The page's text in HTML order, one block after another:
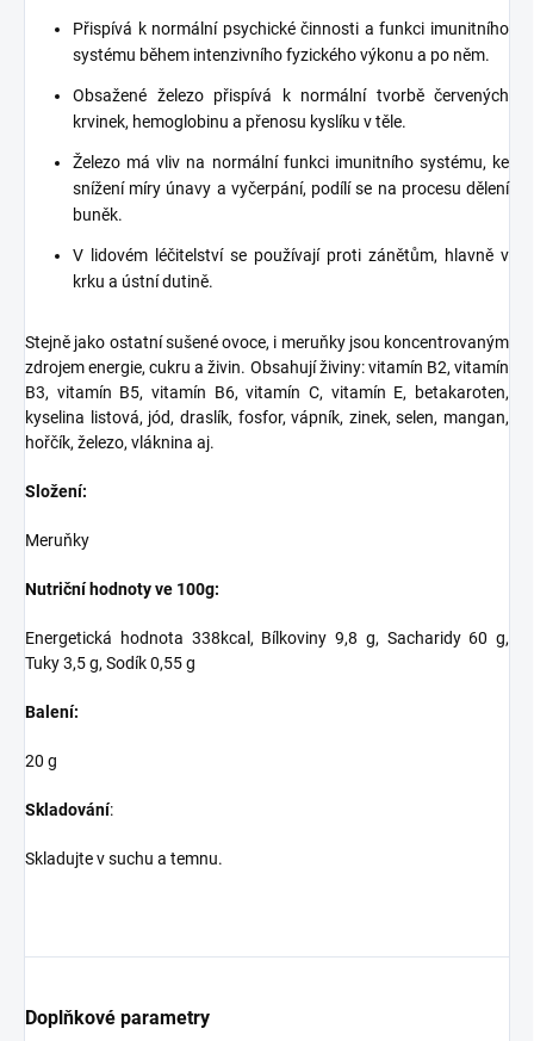
Přispívá k normální psychické činnosti a funkci imunitního
systému během intenzivního fyzického výkonu a po něm.
Obsažené železo přispívá k normální tvorbě červených
krvinek, hemoglobinu a přenosu kyslíku v těle.
Železo má vliv na normální funkci imunitního systému, ke
snížení míry únavy a vyčerpání, podílí se na procesu dělení
buněk.
V lidovém léčitelství se používají proti zánětům, hlavně v
krku a ústní dutině.
Stejně jako ostatní sušené ovoce, i meruňky jsou koncentrovaným
zdrojem energie, cukru a živin. Obsahují živiny: vitamín B2, vitamín
B3, vitamín B5, vitamín B6, vitamín C, vitamín E, betakaroten,
kyselina listová, jód, draslík, fosfor, vápník, zinek, selen, mangan,
hořčík, železo, vláknina aj.
Složení:
Meruňky
Nutriční hodnoty ve 100g:
Energetická hodnota 338kcal, Bílkoviny 9,8 g, Sacharidy 60 g,
Tuky 3,5 g, Sodík 0,55 g
Balení:
20 g
Skladování:
Skladujte v suchu a temnu.
Doplňkové parametry